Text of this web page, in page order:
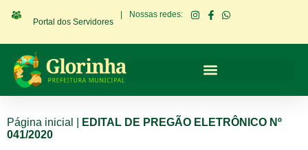
Portal dos Servidores
Nossas redes:
Página inicial
EDITAL DE PREGÃO ELETRÔNICO Nº
041/2020